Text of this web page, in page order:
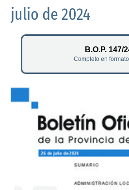
julio de 2024
B.O.P. 147/
Completo en